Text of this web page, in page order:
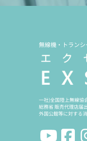
無線機・トラン
一社)全国陸上無線協
総務省 販売代理店届
外国公館等に対する